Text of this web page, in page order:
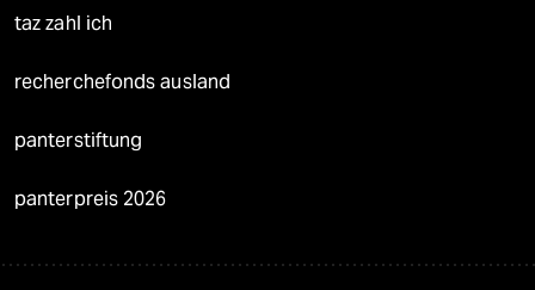
taz zahl ich
recherchefonds ausland
panterstiftung
panterpreis 2026